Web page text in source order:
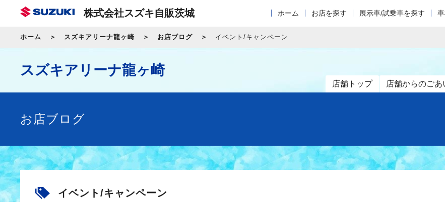
株式会社スズキ自販茨城 ホーム お店を探す 展示車/試乗車を探す
ホーム スズキアリーナ龍ヶ崎 お店ブログ イベント/キャンペーン
スズキアリーナ龍ヶ崎
店舗トップ 店舗からのごあ
お店ブログ
イベント/キャンペーン